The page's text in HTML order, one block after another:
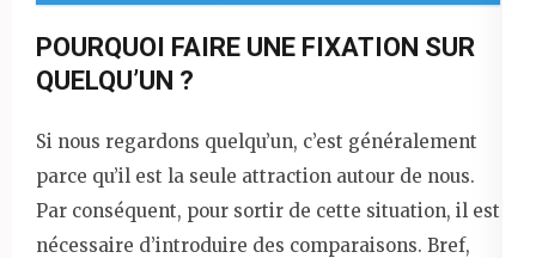
POURQUOI FAIRE UNE FIXATION SUR
QUELQU’UN ?
Si nous regardons quelqu’un, c’est généralement
parce qu’il est la seule attraction autour de nous.
Par conséquent, pour sortir de cette situation, il est
nécessaire d’introduire des comparaisons. Bref,